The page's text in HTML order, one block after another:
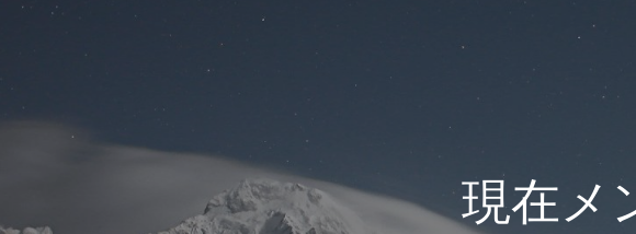
現在メ